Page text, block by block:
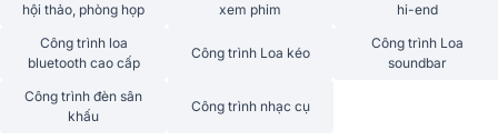
hội thảo, phòng họp
xem phim
hi-end
Công trình loa
bluetooth cao cấp
Công trình Loa kéo
Công trình Loa
soundbar
Công trình đèn sân
khấu
Công trình nhạc cụ